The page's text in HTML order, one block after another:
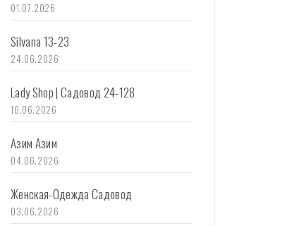
01.07.2026
Silvana 13-23
24.06.2026
Lady Shop | Садовод 24-128
10.06.2026
Азим Азим
04.06.2026
Женская-Одежда Садовод
03.06.2026